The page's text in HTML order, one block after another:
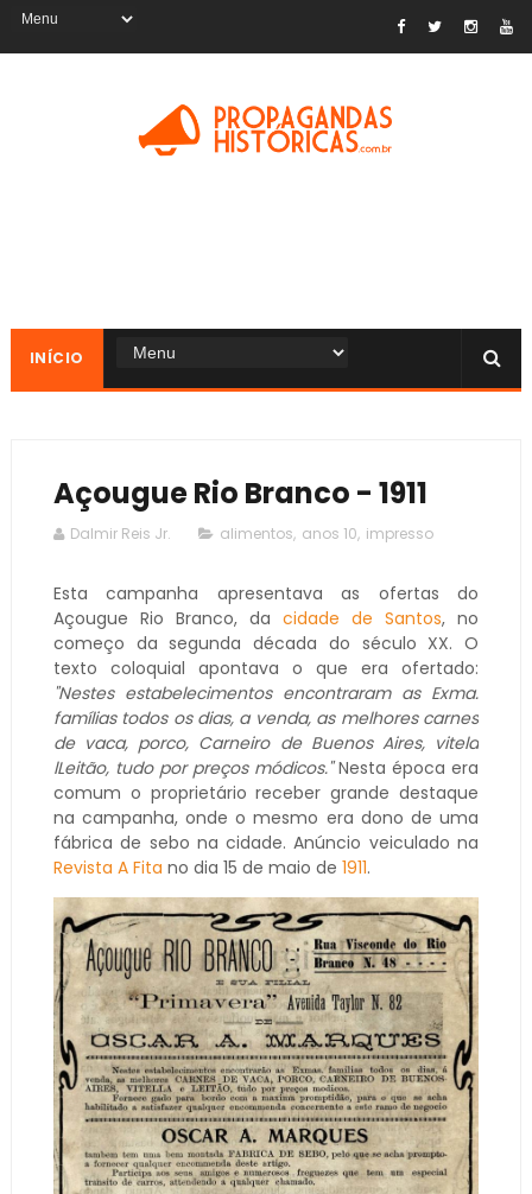
INÍCIO
Açougue Rio Branco - 1911
Dalmir Reis Jr. alimentos, anos 10, impresso
Esta campanha apresentava as ofertas do
Açougue Rio Branco, da cidade de Santos, no
começo da segunda década do século XX. O
texto coloquial apontava o que era ofertado:
"Nestes estabelecimentos encontraram as Exma.
famílias todos os dias, a venda, as melhores carnes
de vaca, porco, Carneiro de Buenos Aires, vitela
lLeitão, tudo por preços módicos."Nesta época era
comum o proprietário receber grande destaque
na campanha, onde o mesmo era dono de uma
fábrica de sebo na cidade. Anúncio veiculado na
Revista A Fita no dia 15 de maio de 1911.